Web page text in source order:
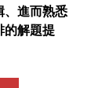
、進而熟悉
的解題提